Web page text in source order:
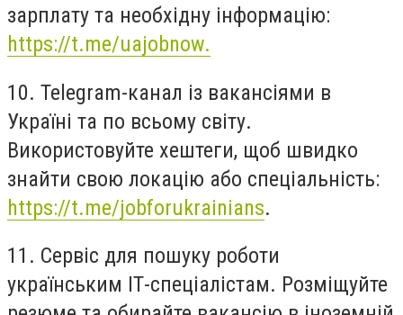
зарплату та необхідну інформацію:
https://t.me/uajobnow.
10. Telegram-канал із вакансіями в
Україні та по всьому світу.
Використовуйте хештеги, щоб швидко
знайти свою локацію або спеціальність:
https://t.me/jobforukrainians.
11. Сервіс для пошуку роботи
українським ІТ-спеціалістам. Розміщуйте